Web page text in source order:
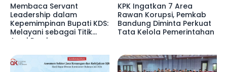
Membaca Servant
Leadership dalam
Kepemimpinan Bupati KDS:
Melayani sebagai Titik
Awal Pembangunan
KPK Ingatkan 7 Area
Rawan Korupsi, Pemkab
Bandung Diminta Perkuat
Tata Kelola Pemerintahan